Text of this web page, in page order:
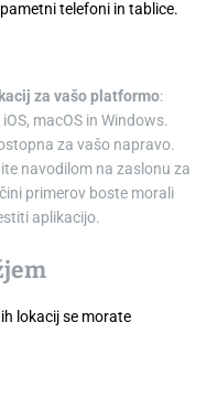
telefoni in tablice.
za vašo platformo:
macOS in Windows.
za vašo napravo.
navodilom na zaslonu za
primerov boste morali
aplikacijo.
lokacij se morate